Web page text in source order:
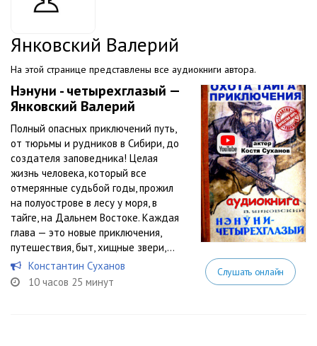
Янковский Валерий
На этой странице представлены все аудиокниги автора.
Нэнуни - четырехглазый —
Янковский Валерий
Полный опасных приключений путь,
от тюрьмы и рудников в Сибири, до
создателя заповедника! Целая
жизнь человека, который все
отмерянные судьбой годы, прожил
на полуострове в лесу у моря, в
тайге, на Дальнем Востоке. Каждая
глава — это новые приключения,
путешествия, быт, хищные звери,...
Константин Суханов
10 часов 25 минут
Слушать онлайн